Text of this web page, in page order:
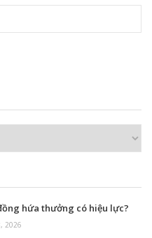
hứa thưởng có hiệu lực?
2026